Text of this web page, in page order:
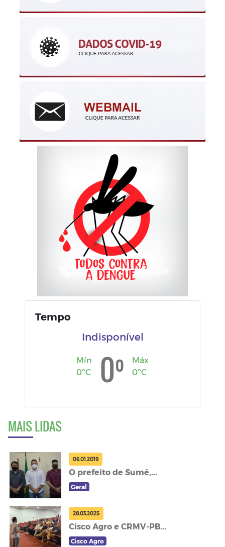
Tempo
Indisponível
Mín
0ºC
0º
Máx
0ºC
MAIS LIDAS
06.01.2019
O prefeito de Sumé,...
Geral
28.03.2025
Cisco Agro e CRMV-PB...
Cisco Agro